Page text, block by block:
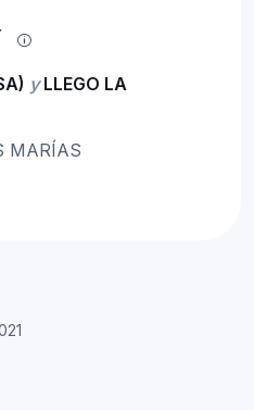
yLLEGO LA
MARÍAS